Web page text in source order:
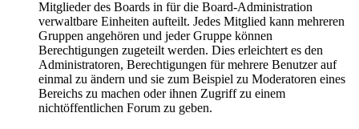
Mitglieder des Boards in für die Board-Administration
verwaltbare Einheiten aufteilt. Jedes Mitglied kann mehreren
Gruppen angehören und jeder Gruppe können
Berechtigungen zugeteilt werden. Dies erleichtert es den
Administratoren, Berechtigungen für mehrere Benutzer auf
einmal zu ändern und sie zum Beispiel zu Moderatoren eines
Bereichs zu machen oder ihnen Zugriff zu einem
nichtöffentlichen Forum zu geben.